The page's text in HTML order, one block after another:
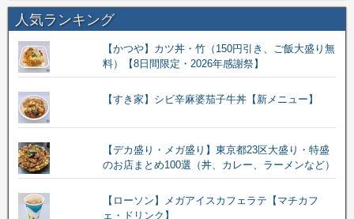
人気ランキング
【かつや】カツ丼・竹（150円引き、ご飯大盛り無
料）【8日間限定・2026年感謝祭】
【すき家】シビ辛麻婆茄子牛丼【新メニュー】
【デカ盛り・メガ盛り】東京都23区大盛り・特盛
のお店まとめ100選（丼、カレー、ラーメンなど）
【ローソン】メガアイスカフェラテ【マチカフ
ェ・ドリンク】